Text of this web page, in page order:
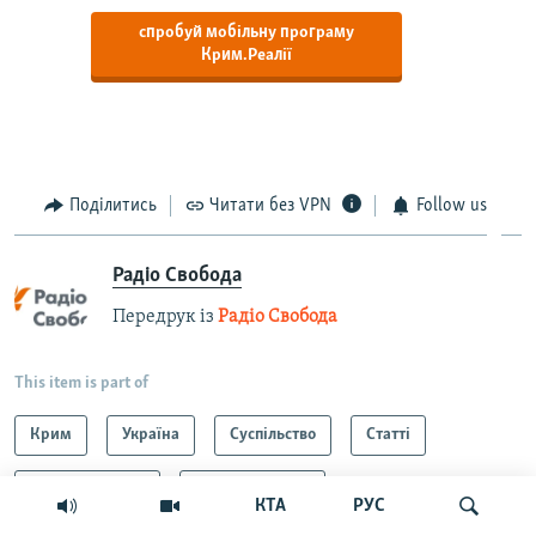
КТА РУС
спробуй мобільну програму
Крим.Реалії
Поділитись Читати без VPN Follow us
Радіо Свобода
Передрук із Радіо Свобода
This item is part of
Крим Україна Суспільство Статті